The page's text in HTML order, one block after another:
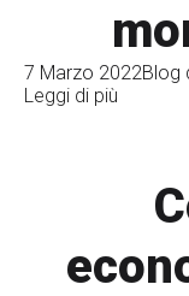
7 Marzo 2022Blog
Leggi di più